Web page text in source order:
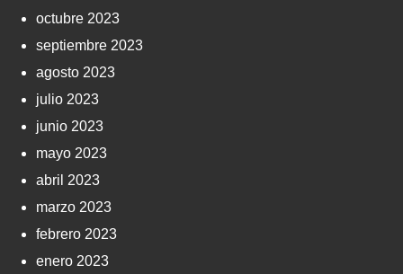
octubre 2023
septiembre 2023
agosto 2023
julio 2023
junio 2023
mayo 2023
abril 2023
marzo 2023
febrero 2023
enero 2023